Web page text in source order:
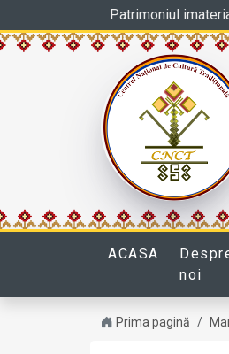
Patrimoniul
ACASA
noi
Prima pagină